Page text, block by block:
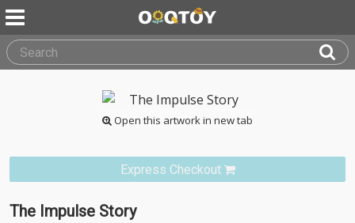
Open this artwork in new tab
Express Checkout
The Impulse Story